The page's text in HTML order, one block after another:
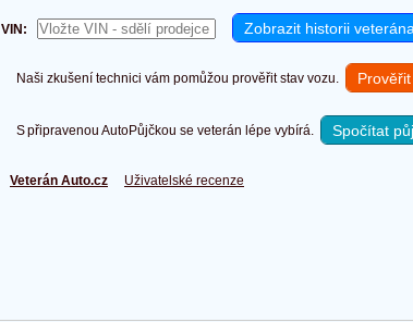
VIN:
Naši zkušení technici vám pomůžou prověřit stav vozu.
S připravenou AutoPůjčkou se veterán lépe vybírá. Spočítat
Veterán Auto.cz Uživatelské recenze